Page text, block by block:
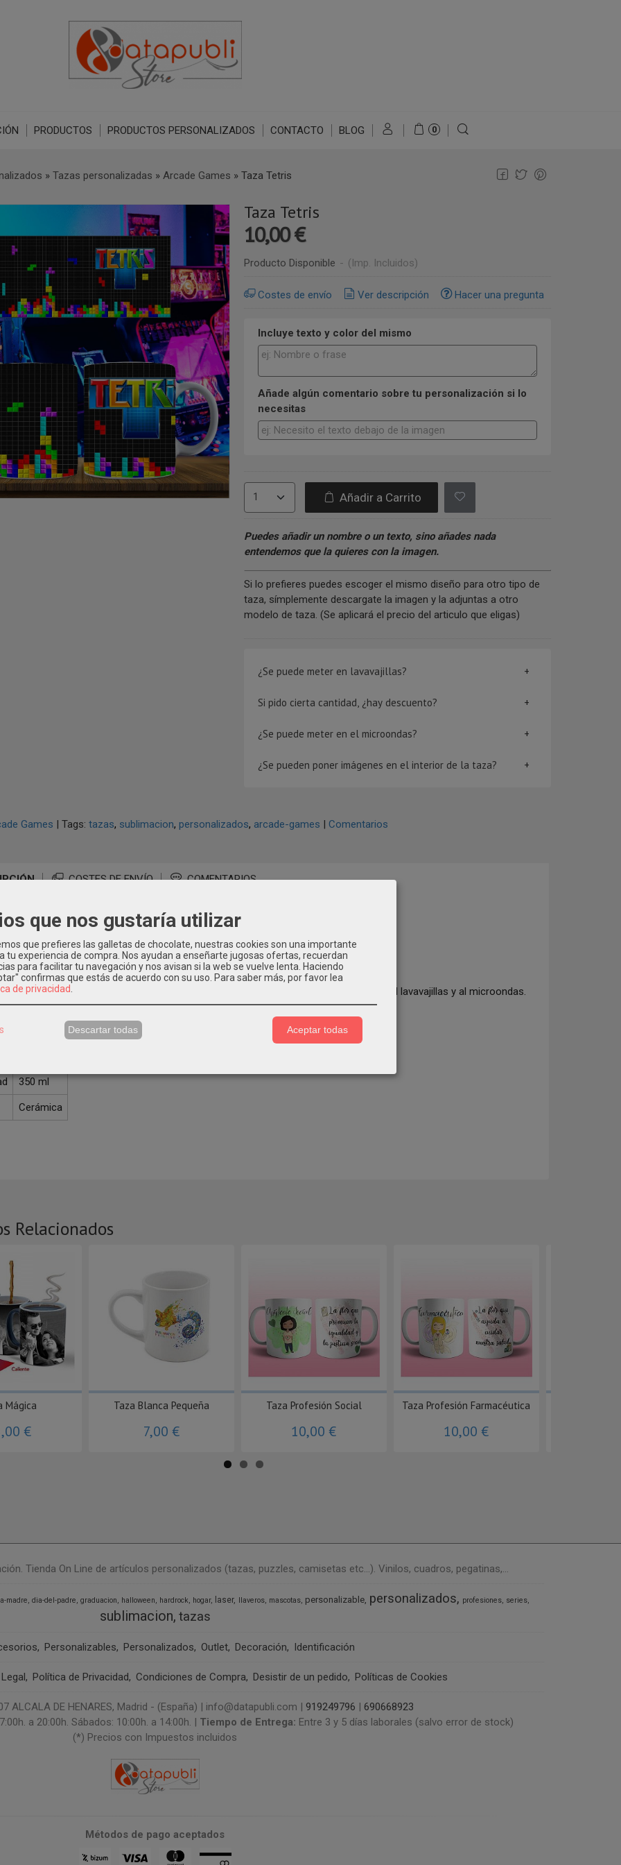
PRODUCTOS PRODUCTOS PERSONALIZADOS CONTACTO BLOG 0
» Tazas personalizadas » Arcade Games » Taza Tetris
Taza Tetris
10,00 €
Producto Disponible - (Imp. Incluidos)
Costes de envío Ver descripción Hacer una pregunta
Incluye texto y color del mismo
Añade algún comentario sobre tu personalización si lo
necesitas
Añadir a Carrito
Puedes añadir un nombre o un texto, sino añades nada
entendemos que la quieres con la imagen.
Si lo prefieres puedes escoger el mismo diseño para otro tipo de
taza, símplemente descargate la imagen y la adjuntas a otro
modelo de taza. (Se aplicará el precio del articulo que eligas)
¿Se puede meter en lavavajillas?
Si pido cierta cantidad, ¿hay descuento?
¿Se puede meter en el microondas?
¿Se pueden poner imágenes en el interior de la taza?
Games | Tags: tazas sublimacion personalizados arcade-games | Comentarios
COSTES DE ENVÍO COMENTARIOS
del producto:
personalizada.
de alta calidad personalizable mediante la técnica de sublimación. Resistente al lavavajillas y al microondas.
técnica:
350 ml
Cerámica
Relacionados
Mágica
€
Taza Blanca Pequeña
7,00 €
Taza Profesión Social
10,00 €
Taza Profesión Farmacéutica
10,00 €
Tienda On Line de artículos personalizados (tazas, puzzles, camisetas etc...). Vinilos, cuadros, pegatinas,...
madre dia-del-padre graduacion halloween hardrock hogar laser llaveros mascotas personalizable personalizados profesiones series
sublimacion tazas
Personalizables Personalizados Outlet Decoración Identificación
Política de Privacidad Condiciones de Compra Desistir de un pedido Políticas de Cookies
ALCALA DE HENARES, Madrid - (España) | info@datapubli.com | 919249796 | 690668923
a 20:00h. Sábados: 10:00h. a 14:00h. | Tiempo de Entrega: Entre 3 y 5 días laborales (salvo error de stock)
(*) Precios con Impuestos incluidos
Métodos de pago aceptados
que nos gustaría utilizar
que prefieres las galletas de chocolate, nuestras cookies son una importante
tu experiencia de compra. Nos ayudan a enseñarte jugosas ofertas, recuerdan
para facilitar tu navegación y nos avisan si la web se vuelve lenta. Haciendo
confirmas que estás de acuerdo con su uso. Para saber más, por favor lea
de privacidad
Descartar todas Aceptar todas